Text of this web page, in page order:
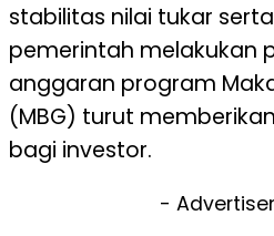
stabilitas nilai tukar
pemerintah melakukan
anggaran program
(MBG) turut
bagi investor.
-